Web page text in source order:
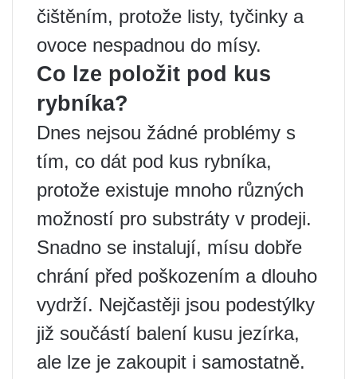
čištěním, protože listy, tyčinky a
ovoce nespadnou do mísy.
Co lze položit pod kus
rybníka?
Dnes nejsou žádné problémy s
tím, co dát pod kus rybníka,
protože existuje mnoho různých
možností pro substráty v prodeji.
Snadno se instalují, mísu dobře
chrání před poškozením a dlouho
vydrží. Nejčastěji jsou podestýlky
již součástí balení kusu jezírka,
ale lze je zakoupit i samostatně.